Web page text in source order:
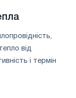
від
і термін